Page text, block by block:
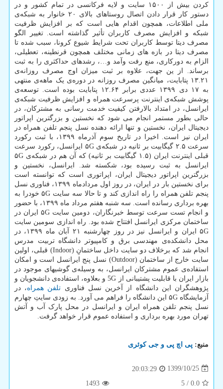
کردن بیش از ۱۵۰۰ سایت و لایه فرکانسی در تمام کشور و در
دستور کار قرار دادن اتصال روستاهای بالای ۲۰ خانوار به شبکه‌ی
ملی اطلاعات، همچون اقدام هایی است که بر افزایش ظرفیت
شبکه و افزایش مصرف کاربران تأثیر گذاشته است. تغییر الگو
مصرف دیتا توسط کاربران تحت شرایط شیوع کرونا، سبب شده تا
مصرف دیتا در بازه های زمانی مختلف همچون قرنطینه، تعطیلی،
الزام به دورکاری، منع رفت وآمد و…، رشدهای حداکثری را به ثبت
برساند. از ین جهت، علاوه بر ثبت میزان اوج مصرف روزانه‌ی
۱۳.۲۱ پتابایت، میانگین مصرف روزانه در دوره‌ی یک ماهه‌ی منتهی
به ۱۷ دی ۱۳۹۹ عددی برابر ۱۲.۶۴ پتابایت بوده است. توسعه‌ی
پوشش شبکه‌ی اینترنت پرسرعت همراه و افزایش ظرفیت شبکه‌ی
ایرانسل، در امتداد بالارفتن کیفیت خدمت رسانی به مشترکان، در
حالی بطور مستمر انجام می شود که نخستین و بزرگترین اپراتور
دیجیتال ایران، نخستین و تنها ارائه دهنده نسل پنجم تلفن همراه در
ایران نیز است. اخیرا در تاریخ سوم آذرماه ۱۳۹۹، با ثبت رکورد
سرعت ۲.۵ گیگابیت بر ثانیه در شبکه‌ی ۵G ایرانسل، رکورد سرعت
قبلی اینترنت ایران (۱.۵ گیگابیت بر ثانیه) که آن هم در شبکه‌ی ۵G
ایرانسل به ثبت رسیده بود، شکسته شد. ایرانسل، نخستین و
بزرگترین اپراتور دیجیتال ایران، اپراتوری است که توانسته است
برای نخستین بار در ایران، در روز اول مردادماه ۱۳۹۹، فناوری نسل
پنجم تلفن همراه را راه اندازی کند و تا حالا سه سایت ۵G خودرا به
بهره برداری رسانده است. سه شنبه هفتم مرداد ماه ۱۳۹۹، با حضور
و انجام تست سرعت توسط خبرنگاران، دومین سایت ۵G ایران در
ساختمان مرکزی ایرانسل افتتاح شده بود. راه اندازی سومین سایت
۵G ایران و ایرانسل نیز در روز چهارشنبه ۲۱ آبان ماه ۱۳۹۹، در
محل دانشکده‌ی مهندسی برق و کامپیوتر دانشگاه تربیت مدرس
انجام شد که برخلاف دو سایت داخل ساختمانِ (Indoor) قبلی، اولین
سایت خارج از ساختمان (Outdoor) نسل پنج ایرانسل است و امکان
استفاده‌ی عموم مشترکان ایرانسل، به وسیله‌ی گوشیهای موجود در
بازار ایران با قابلیت پشتیبانی از 5G و بعلاوه، استفاده‌ی دانشجویان و
پژوهشگران این دانشگاه از آخرین نسل فناوری تلفن همراه، در
آزمایشگاه ۵G این دانشگاه را فراهم می آورد. به زودی سایتِ چهارم
نسل پنجم تلفن همراه ایران و ایرانسل در محل پارک آب و آتش
تهران مورد بهره برداری و استفاده عموم قرار خواهد گرفت.
منبع: پی اچ پی و جی كوئری
1399/10/25
20:03:29
0.0
/
5
1493